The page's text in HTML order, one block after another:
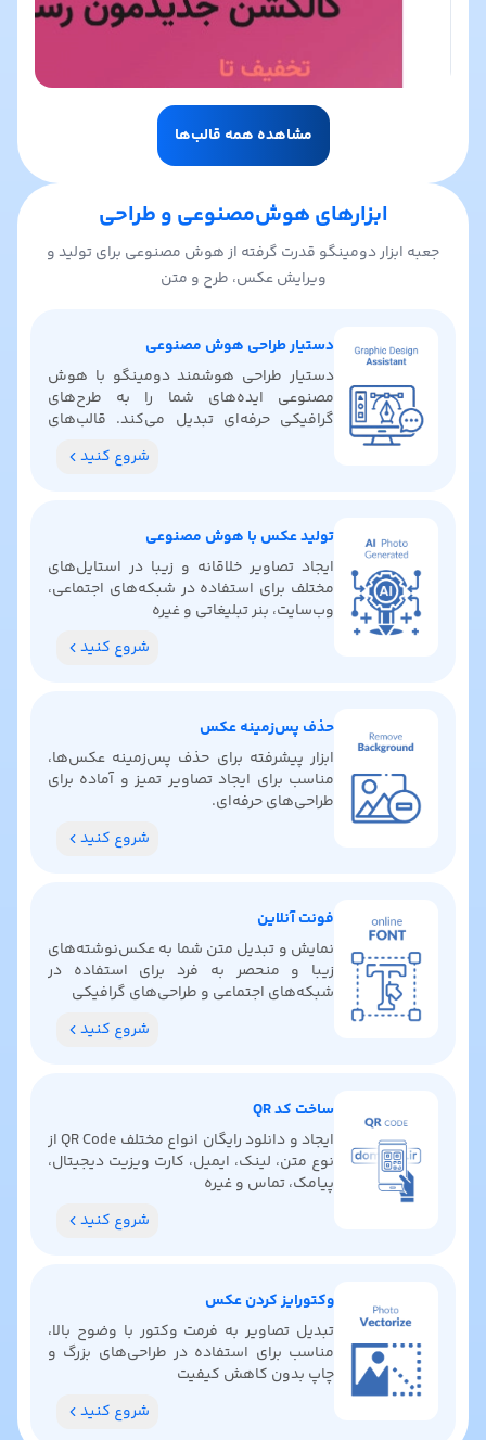
مشاهده همه قالب‌ها
ابزارهای هوش‌مصنوعی و طراحی
جعبه ابزار دومینگو قدرت گرفته از هوش مصنوعی برای تولید و
ویرایش عکس، طرح و متن
دستیار طراحی هوش مصنوعی
دستیار طراحی هوشمند دومینگو با هوش
مصنوعی ایده‌های شما را به طرح‌های
گرافیکی حرفه‌ای تبدیل می‌کند. قالب‌های
شروع کنید
تولید عکس با هوش مصنوعی
ایجاد تصاویر خلاقانه و زیبا در استایل‌های
مختلف برای استفاده در شبکه‌های اجتماعی،
وب‌سایت، بنر تبلیغاتی و غیره
شروع کنید
حذف پس‌زمینه عکس
ابزار پیشرفته برای حذف پس‌زمینه عکس‌ها،
مناسب برای ایجاد تصاویر تمیز و آماده برای
طراحی‌های حرفه‌ای.
شروع کنید
فونت آنلاین
نمایش و تبدیل متن شما به عکس‌نوشته‌های
زیبا و منحصر به فرد برای استفاده در
شبکه‌های اجتماعی و طراحی‌های گرافیکی
شروع کنید
ساخت کد QR
ایجاد و دانلود رایگان انواع مختلف QR Code از
نوع متن، لینک، ایمیل، کارت ویزیت دیجیتال،
پیامک، تماس و غیره
شروع کنید
وکتورایز کردن عکس
تبدیل تصاویر به فرمت وکتور با وضوح بالا،
مناسب برای استفاده در طراحی‌های بزرگ و
چاپ بدون کاهش کیفیت
شروع کنید